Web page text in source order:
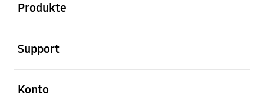
Produkte
Support
Konto